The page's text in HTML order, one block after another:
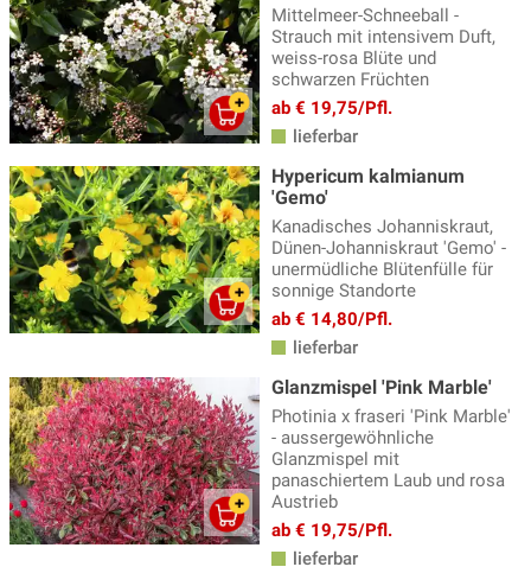
Mittelmeer-Schneeball -
Strauch mit intensivem Duft,
weiss-rosa Blüte und
schwarzen Früchten
ab € 19,75/Pfl.
lieferbar
Hypericum kalmianum
'Gemo'
Kanadisches Johanniskraut,
Dünen-Johanniskraut 'Gemo' -
unermüdliche Blütenfülle für
sonnige Standorte
ab € 14,80/Pfl.
lieferbar
Glanzmispel 'Pink Marble'
Photinia x fraseri 'Pink Marble'
- aussergewöhnliche
Glanzmispel mit
panaschiertem Laub und rosa
Austrieb
ab € 19,75/Pfl.
lieferbar